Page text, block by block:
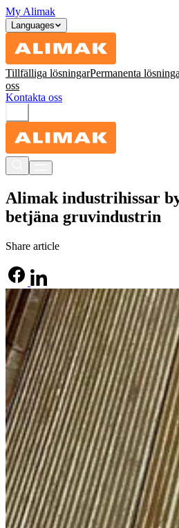
My Alimak
Languages
Tillfälliga lösningarPermanenta
oss
Kontakta oss
Alimak industrihissar
betjäna gruvindustrin
Share article